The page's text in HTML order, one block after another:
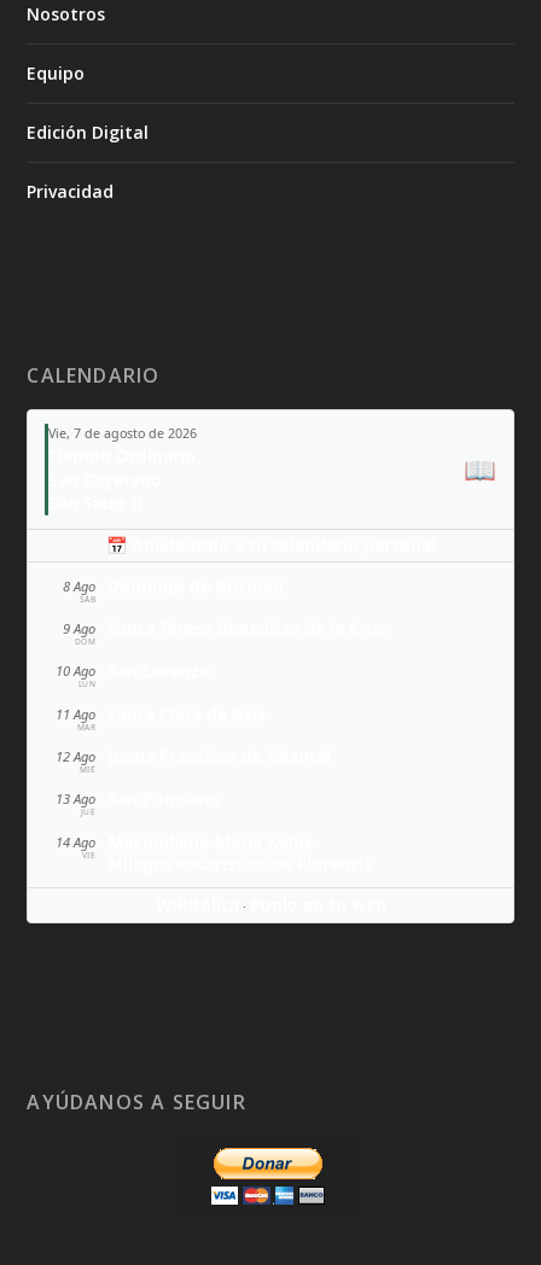
Nosotros
Equipo
Edición Digital
Privacidad
CALENDARIO
Vie, 7 de agosto de 2026
📖
📅 Añade todo a tu calendario personal
8 Ago
SÁB
9 Ago
DOM
10 Ago
LUN
11 Ago
MAR
12 Ago
MIÉ
13 Ago
JUE
14 Ago
VIE
·
AYÚDANOS A SEGUIR